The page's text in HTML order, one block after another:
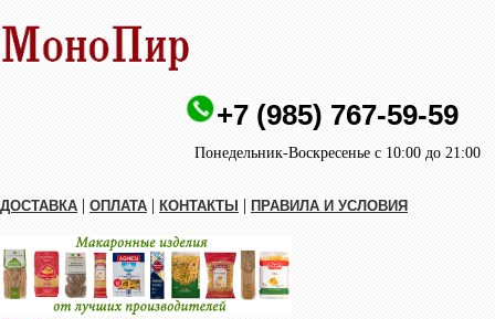
+7 (985) 767-59-59
Понедельник-Воскресенье с 10:00 до 21:00
ДОСТАВКА | ОПЛАТА | КОНТАКТЫ | ПРАВИЛА И УСЛОВИЯ